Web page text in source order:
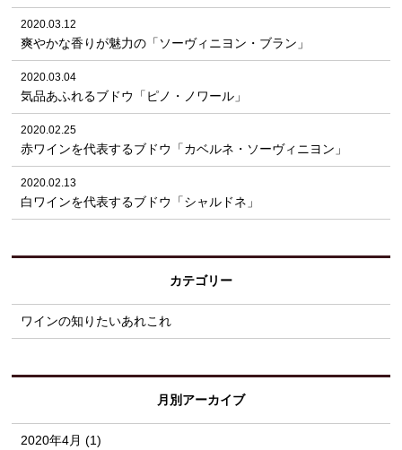
2020.03.12
爽やかな香りが魅力の「ソーヴィニヨン・ブラン」
2020.03.04
気品あふれるブドウ「ピノ・ノワール」
2020.02.25
赤ワインを代表するブドウ「カベルネ・ソーヴィニヨン」
2020.02.13
白ワインを代表するブドウ「シャルドネ」
カテゴリー
ワインの知りたいあれこれ
月別アーカイブ
2020年4月 (1)